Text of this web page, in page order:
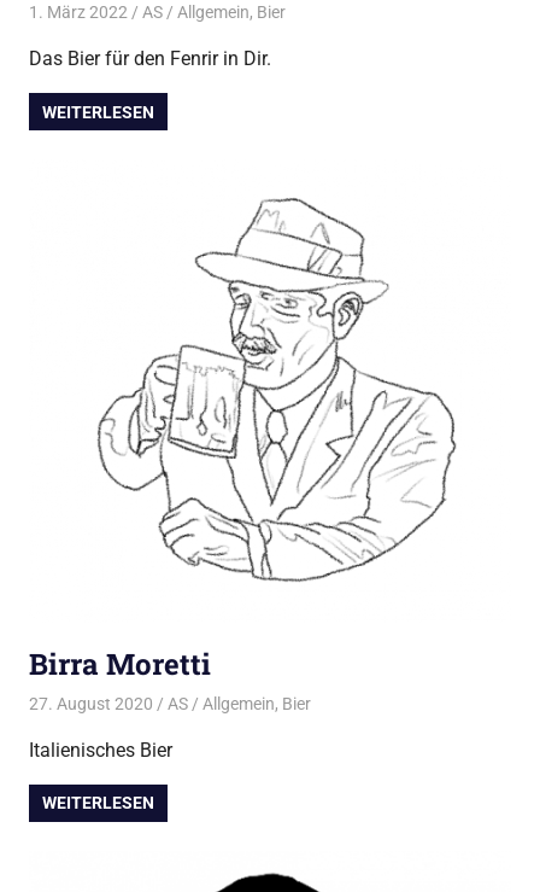
1. März 2022 AS Allgemein, Bier
Das Bier für den Fenrir in Dir.
WEITERLESEN
Birra Moretti
27. August 2020 AS Allgemein, Bier
Italienisches Bier
WEITERLESEN